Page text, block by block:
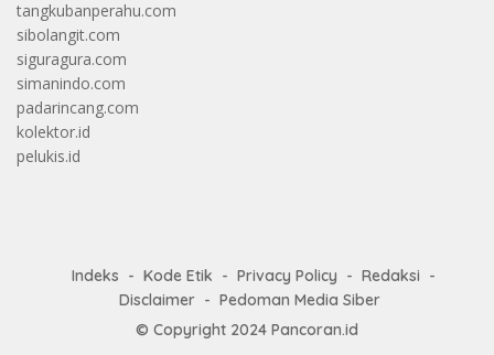
tangkubanperahu.com
sibolangit.com
siguragura.com
simanindo.com
padarincang.com
kolektor.id
pelukis.id
Indeks Kode Etik Privacy Policy
Redaksi
Disclaimer
Pedoman Media Siber
© Copyright 2024 Pancoran.id